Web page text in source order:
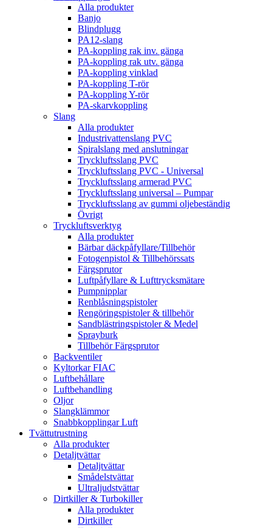
Alla produkter
Banjo
Blindplugg
PA12-slang
PA-koppling rak inv. gänga
PA-koppling rak utv. gänga
PA-koppling vinklad
PA-koppling T-rör
PA-koppling Y-rör
PA-skarvkoppling
Slang
Alla produkter
Industrivattenslang PVC
Spiralslang med anslutningar
Tryckluftsslang PVC
Tryckluftsslang PVC - Universal
Tryckluftsslang armerad PVC
Tryckluftsslang universal – Pumpar
Tryckluftsslang av gummi oljebeständig
Övrigt
Tryckluftsverktyg
Alla produkter
Bärbar däckpåfyllare/Tillbehör
Fotogenpistol & Tillbehörssats
Färgsprutor
Luftpåfyllare & Lufttrycksmätare
Pumpnipplar
Renblåsningspistoler
Rengöringspistoler & tillbehör
Sandblästringspistoler & Medel
Sprayburk
Tillbehör Färgsprutor
Backventiler
Kyltorkar FIAC
Luftbehållare
Luftbehandling
Oljor
Slangklämmor
Snabbkopplingar Luft
Tvättutrustning
Alla produkter
Detaljtvättar
Detaljtvättar
Smådelstvättar
Ultraljudstvättar
Dirtkiller & Turbokiller
Alla produkter
Dirtkiller